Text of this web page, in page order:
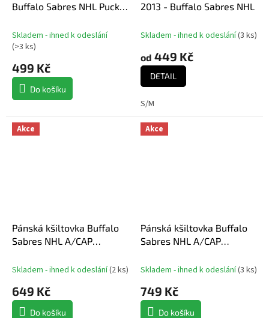
Buffalo Sabres NHL Puck
Skladem - ihned k odeslání
(>3 ks)
499 Kč
Do košíku
2013 - Buffalo Sabres NHL
Skladem - ihned k odeslání(3 ks)
od 449 Kč
DETAIL
S/M
Akce
Pánská kšiltovka Buffalo
Sabres NHL A/CAP
Meshback
Skladem - ihned k odeslání(2 ks)
649 Kč
Do košíku
Akce
Pánská kšiltovka Buffalo
Sabres NHL A/CAP
Adjustable Square Visor
Skladem - ihned k odeslání(3 ks)
749 Kč
Do košíku